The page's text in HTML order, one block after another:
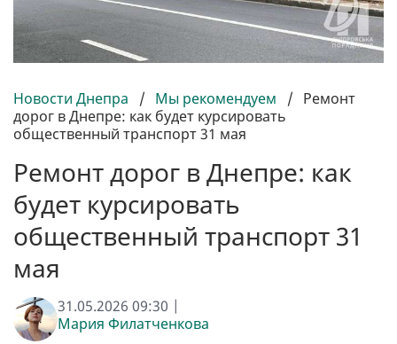
Новости Днепра / Мы рекомендуем / Ремонт
дорог в Днепре: как будет курсировать
общественный транспорт 31 мая
Ремонт дорог в Днепре: как
будет курсировать
общественный транспорт 31
мая
31.05.2026 09:30 |
Мария Филатченкова